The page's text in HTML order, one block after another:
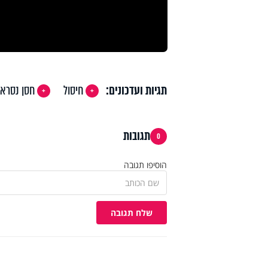
תגיות ועדכונים: חיסול חסן
0 תגובות
הוסיפו תגובה
שלח תגובה